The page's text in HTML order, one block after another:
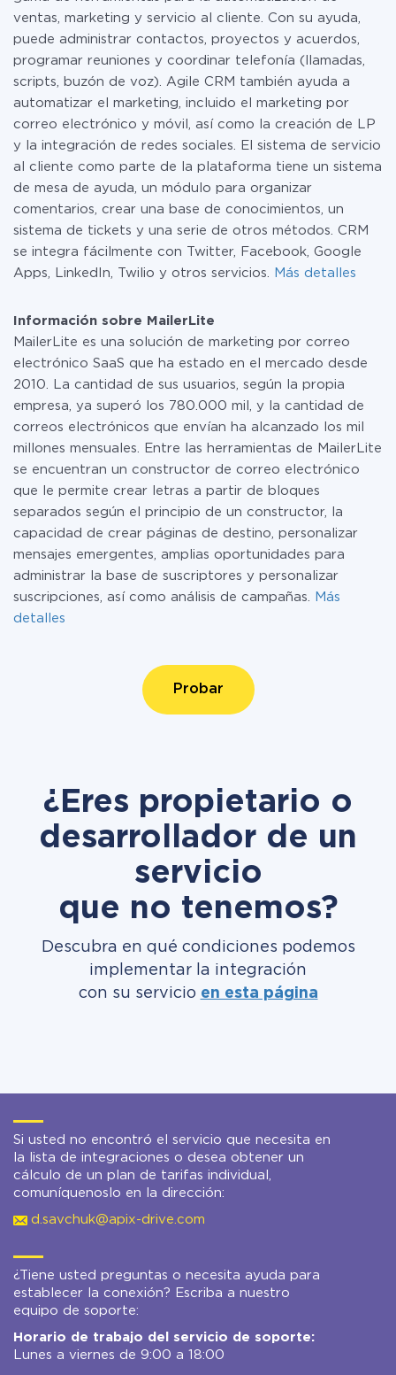
ventas, marketing y servicio al cliente. Con su ayuda,
puede administrar contactos, proyectos y acuerdos,
programar reuniones y coordinar telefonía (llamadas,
scripts, buzón de voz). Agile CRM también ayuda a
automatizar el marketing, incluido el marketing por
correo electrónico y móvil, así como la creación de LP
y la integración de redes sociales. El sistema de servicio
al cliente como parte de la plataforma tiene un sistema
de mesa de ayuda, un módulo para organizar
comentarios, crear una base de conocimientos, un
sistema de tickets y una serie de otros métodos. CRM
se integra fácilmente con Twitter, Facebook, Google
Apps, LinkedIn, Twilio y otros servicios.
Más detalles
Información sobre MailerLite
MailerLite es una solución de marketing por correo
electrónico SaaS que ha estado en el mercado desde
2010. La cantidad de sus usuarios, según la propia
empresa, ya superó los 780.000 mil, y la cantidad de
correos electrónicos que envían ha alcanzado los mil
millones mensuales. Entre las herramientas de MailerLite
se encuentran un constructor de correo electrónico
que le permite crear letras a partir de bloques
separados según el principio de un constructor, la
capacidad de crear páginas de destino, personalizar
mensajes emergentes, amplias oportunidades para
administrar la base de suscriptores y personalizar
suscripciones, así como análisis de campañas.
Más
detalles
Probar
¿Eres propietario o
desarrollador de un
servicio
que no tenemos?
Descubra en qué condiciones podemos
implementar la integración
con su servicio en esta página
Si usted no encontró el servicio que necesita en
la lista de integraciones o desea obtener un
cálculo de un plan de tarifas individual,
comuníquenoslo en la dirección:
d.savchuk@apix-drive.com
¿Tiene usted preguntas o necesita ayuda para
establecer la conexión? Escriba a nuestro
equipo de soporte:
Horario de trabajo del servicio de soporte:
Lunes a viernes de 9:00 a 18:00